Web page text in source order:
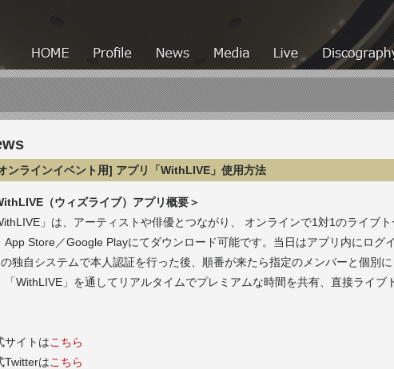
HOME Profile News Media Live
ンラインイベント用] アプリ「WithLIVE」使用方法
（ウィズライブ）アプリ概要＞
」は、アーティストや俳優とつながり、 オンラインで1対1のライブ
App Store／Google Playにてダウンロード可能です。当日はアプリ内にログ
独自システムで本人認証を行った後、順番が来たら指定のメンバーと個別
「WithLIVE」を通してリアルタイムでプレミアムな時間を共有、直接ライブ
サイトはこちら
Twitterはこちら